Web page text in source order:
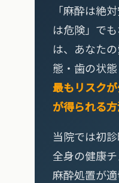
「麻酔は絶
は危険」で
は、あなた
態・歯の状態
最もリスク
が得られる
当院では初
全身の健康
麻酔処置が